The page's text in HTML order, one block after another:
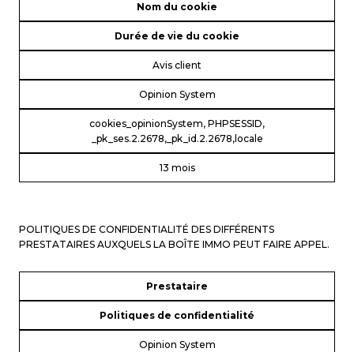
Nom du cookie
Durée de vie du cookie
Avis client
Opinion System
cookies_opinionSystem, PHPSESSID,
_pk_ses.2.2678,_pk_id.2.2678,locale
13 mois
POLITIQUES DE CONFIDENTIALITÉ DES DIFFÉRENTS
PRESTATAIRES AUXQUELS LA BOÎTE IMMO PEUT FAIRE APPEL.
Prestataire
Politiques de confidentialité
Opinion System